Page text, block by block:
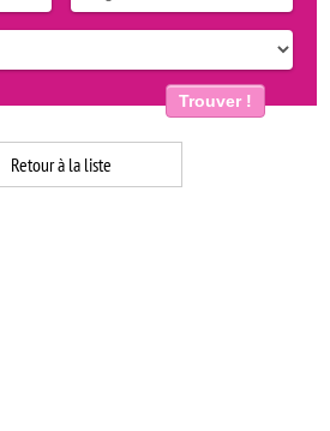
Trouver !
Retour à la liste